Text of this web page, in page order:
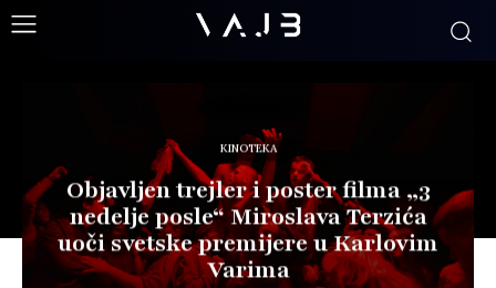
KINOTEKA
Objavljen trejler i poster filma „3
nedelje posle“ Miroslava Terzića
uoči svetske premijere u Karlovim
Varima